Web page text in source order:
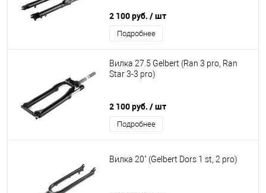
2 100 руб. / шт
Подробнее
Вилка 27.5 Gelbert (Ran 3 pro, Ran
Star 3-3 pro)
2 100 руб. / шт
Подробнее
Вилка 20" (Gelbert Dors 1 st, 2 pro)